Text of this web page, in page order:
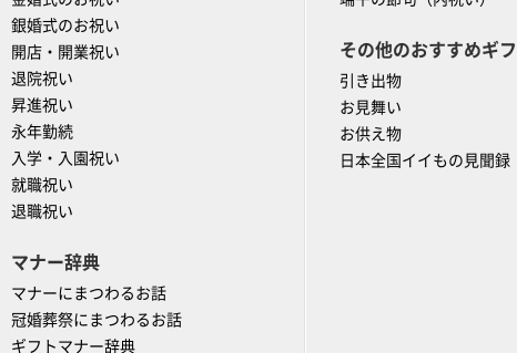
銀婚式のお祝い
開店・開業祝い
退院祝い
昇進祝い
永年勤続
入学・入園祝い
就職祝い
退職祝い
マナー辞典
マナーにまつわるお話
冠婚葬祭にまつわるお話
ギフトマナー辞典
その他のおすすめギ
引き出物
お見舞い
お供え物
日本全国イイもの見聞録